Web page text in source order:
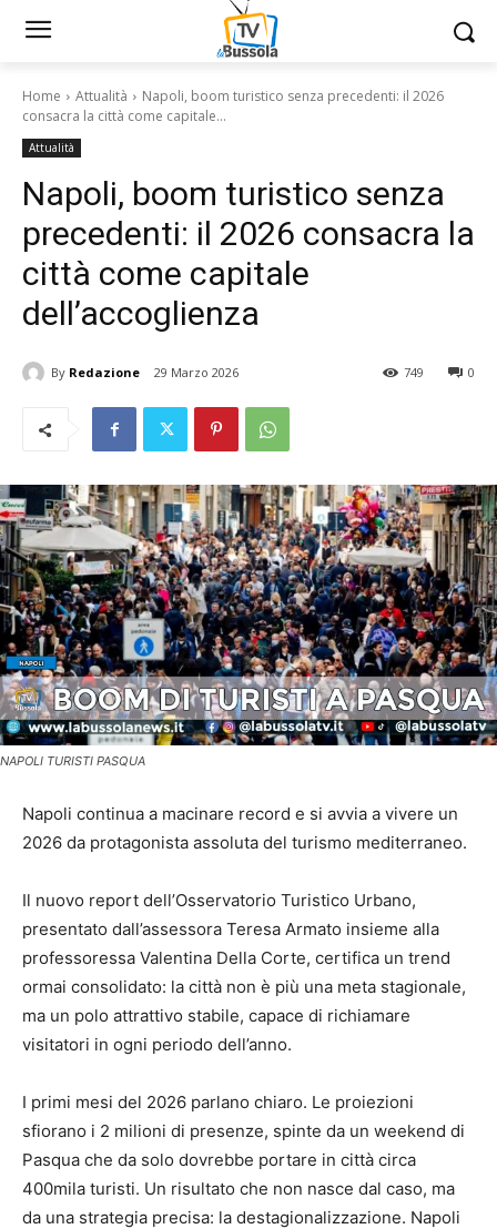
Home Attualità
Napoli, boom turistico senza precedenti: il 2026
consacra la città come capitale...
Attualità
Napoli, boom turistico senza
precedenti: il 2026 consacra la
città come capitale
dell’accoglienza
By Redazione 29 Marzo 2026 0
749
NAPOLI TURISTI PASQUA
Napoli continua a macinare record e si avvia a vivere un
2026 da protagonista assoluta del turismo mediterraneo.
Il nuovo report dell’Osservatorio Turistico Urbano,
presentato dall’assessora Teresa Armato insieme alla
professoressa Valentina Della Corte, certifica un trend
ormai consolidato: la città non è più una meta stagionale,
ma un polo attrattivo stabile, capace di richiamare
visitatori in ogni periodo dell’anno.
I primi mesi del 2026 parlano chiaro. Le proiezioni
sfiorano i 2 milioni di presenze, spinte da un weekend di
Pasqua che da solo dovrebbe portare in città circa
400mila turisti. Un risultato che non nasce dal caso, ma
da una strategia precisa: la destagionalizzazione. Napoli